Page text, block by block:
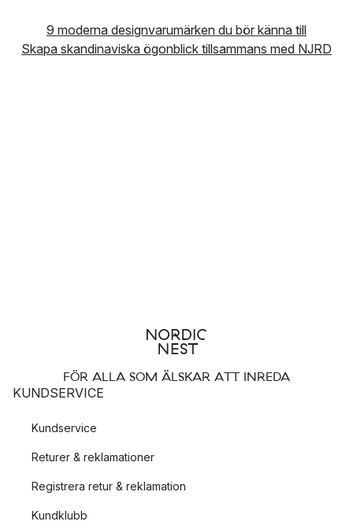
9 moderna designvarumärken du bör känna till
Skapa skandinaviska ögonblick tillsammans med NJRD
FÖR ALLA SOM ÄLSKAR ATT INREDA
KUNDSERVICE
Kundservice
Returer & reklamationer
Registrera retur & reklamation
Kundklubb